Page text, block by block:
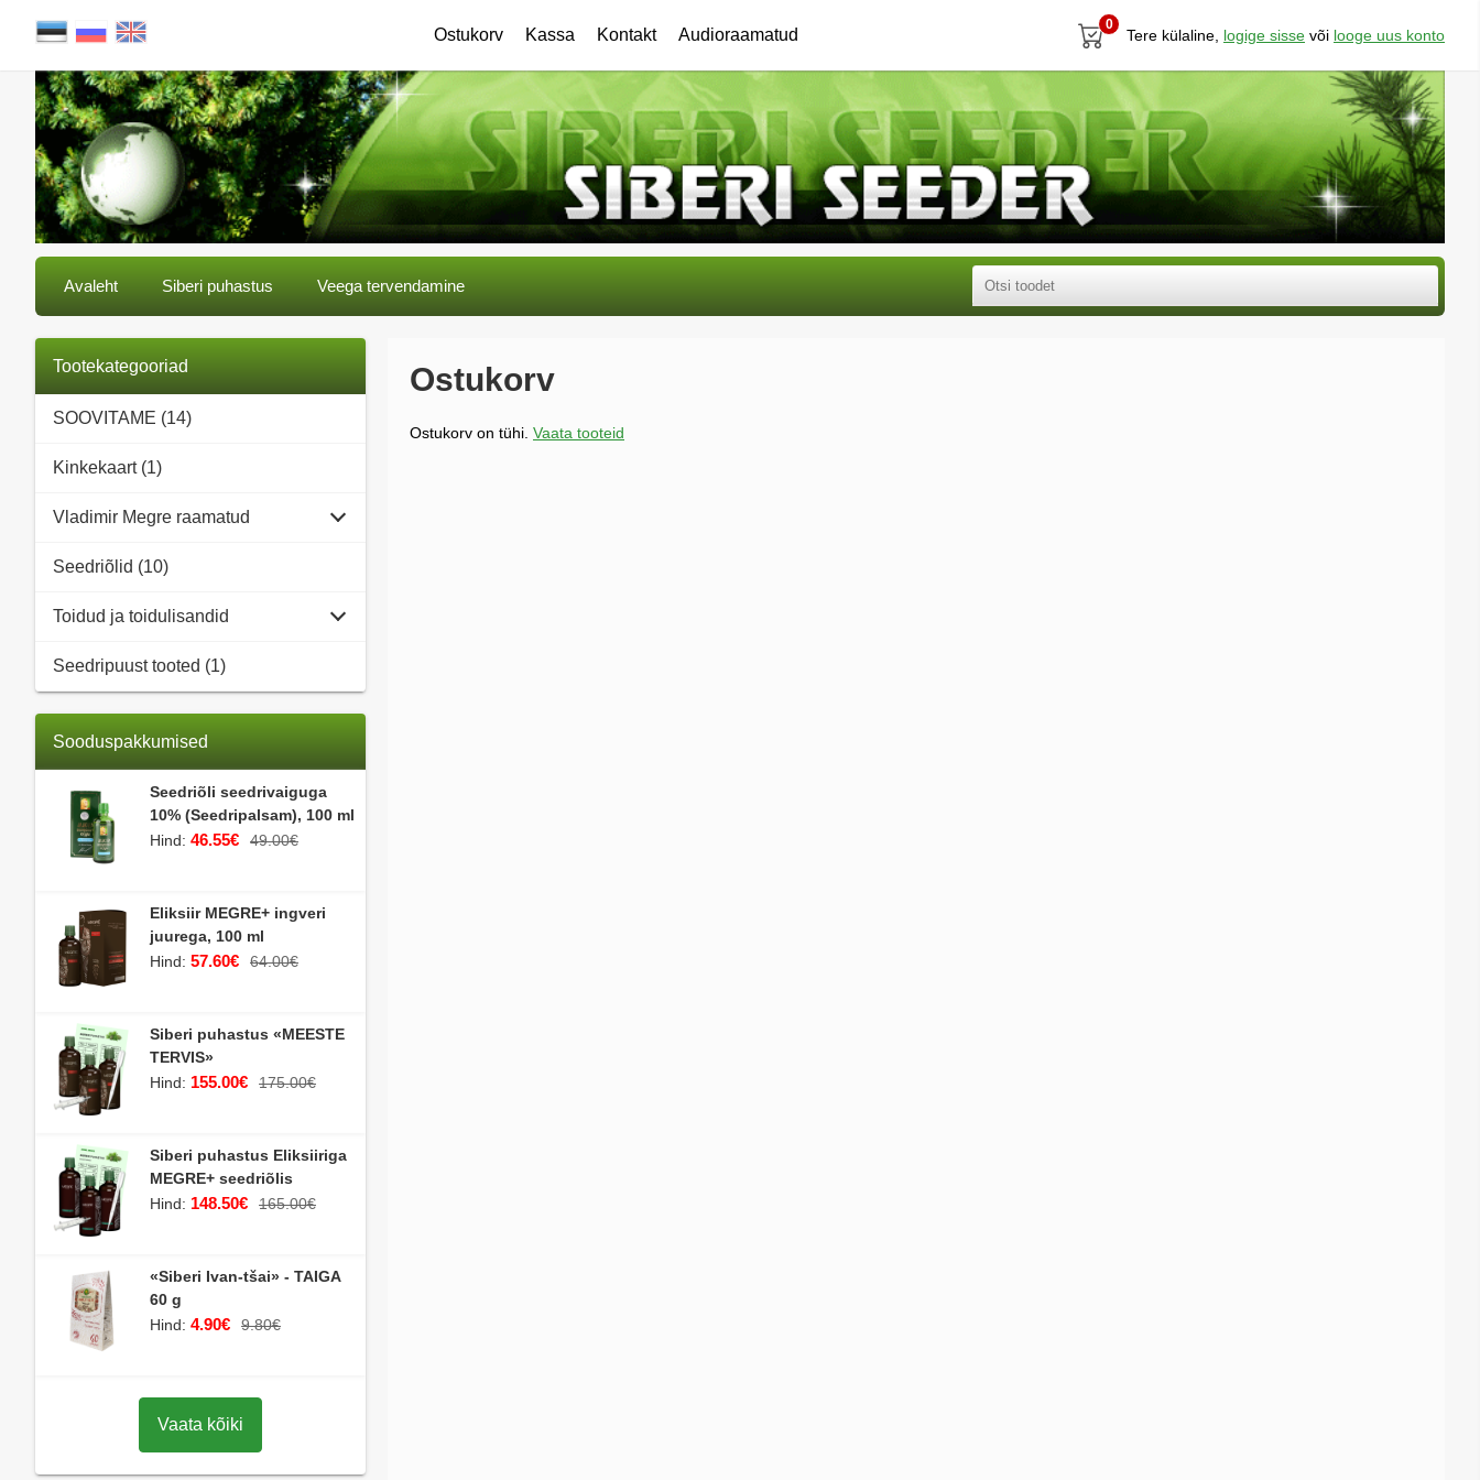
Ostukorv Kassa Kontakt Audioraamatud
0
Tere külaline, logige sisse või looge uus konto
Avaleht Siberi puhastus Veega tervendamine
Tootekategooriad
SOOVITAME (14)
Kinkekaart (1)
Vladimir Megre raamatud
Seedriõlid (10)
Toidud ja toidulisandid
Seedripuust tooted (1)
Sooduspakkumised
Seedriõli seedrivaiguga
10% (Seedripalsam), 100 ml
Hind: 46.55€ 49.00€
Eliksiir MEGRE+ ingveri
juurega, 100 ml
Hind: 57.60€ 64.00€
Siberi puhastus «MEESTE
TERVIS»
Hind: 155.00€ 175.00€
Siberi puhastus Eliksiiriga
MEGRE+ seedriõlis
Hind: 148.50€ 165.00€
«Siberi Ivan-tšai» - TAIGA
60 g
Hind: 4.90€ 9.80€
Vaata kõiki
Ostukorv
Ostukorv on tühi. Vaata tooteid